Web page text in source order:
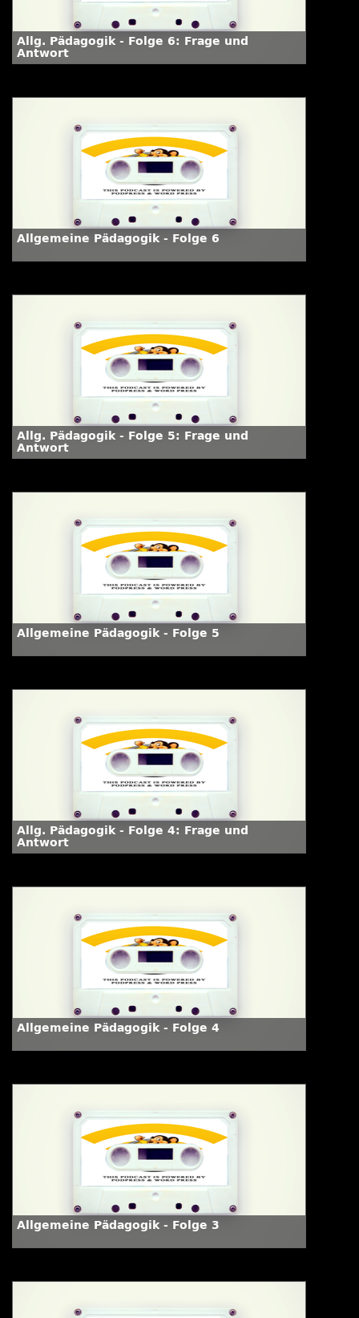
Allg. Pädagogik - Folge 6: Frage und
Antwort
Allgemeine Pädagogik - Folge 6
Allg. Pädagogik - Folge 5: Frage und
Antwort
Allgemeine Pädagogik - Folge 5
Allg. Pädagogik - Folge 4: Frage und
Antwort
Allgemeine Pädagogik - Folge 4
Allgemeine Pädagogik - Folge 3